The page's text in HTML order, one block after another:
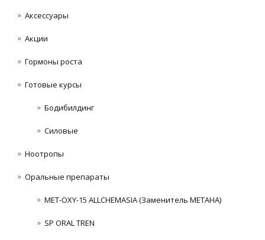
Аксессуары
Акции
Гормоны роста
Готовые курсы
Бодибилдинг
Силовые
Ноотропы
Оральные препараты
MET-OXY-15 ALLCHEMASIA (Заменитель МЕТАНА)
SP ORAL TREN